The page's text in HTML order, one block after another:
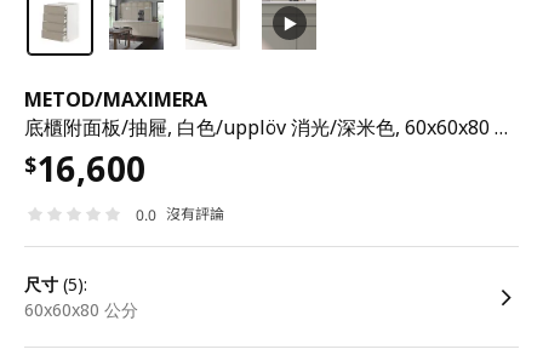
METOD/MAXIMERA
底櫃附面板/抽屜, 白色/upplöv 消光/深米色, 60x60x80 公分
$16,600
0.0 沒有評論
尺寸 (5):
60x60x80 公分